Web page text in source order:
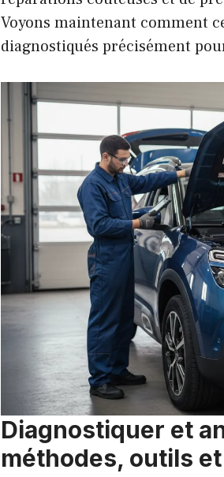
Voyons maintenant comment
diagnostiqués précisément
Diagnostiquer et
méthodes, outils